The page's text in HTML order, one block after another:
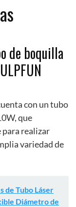
de boquilla
con un tubo
que
realizar
variedad de
de Tubo Láser
Diámetro de